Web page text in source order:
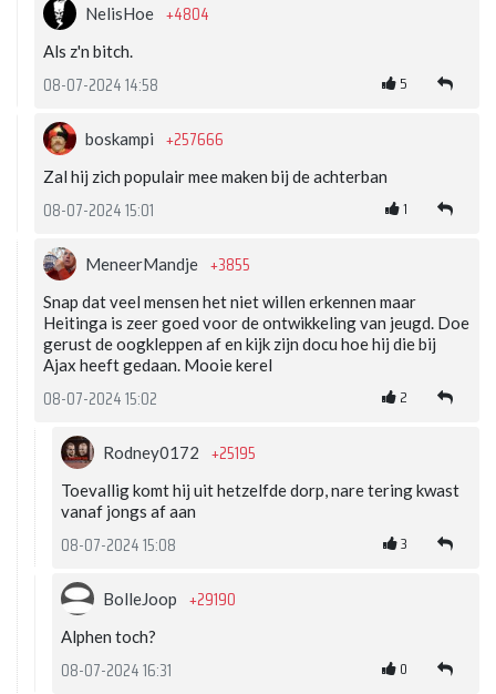
NelisHoe +4804
Als z'n bitch.
08-07-2024 14:58 5
boskampi +257666
Zal hij zich populair mee maken bij de achterban
08-07-2024 15:01 1
MeneerMandje +3855
Snap dat veel mensen het niet willen erkennen maar
Heitinga is zeer goed voor de ontwikkeling van jeugd. Doe
gerust de oogkleppen af en kijk zijn docu hoe hij die bij
Ajax heeft gedaan. Mooie kerel
08-07-2024 15:02 2
Rodney0172 +25195
Toevallig komt hij uit hetzelfde dorp, nare tering kwast
vanaf jongs af aan
08-07-2024 15:08 3
BolleJoop +29190
Alphen toch?
08-07-2024 16:31 0